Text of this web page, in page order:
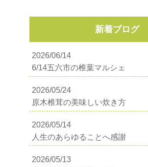
新着ブログ
2026/06/14
6/14五六市の椎葉マルシェ
2026/05/24
原木椎茸の美味しい炊き方
2026/05/14
人生のあらゆることへ感謝
2026/05/13